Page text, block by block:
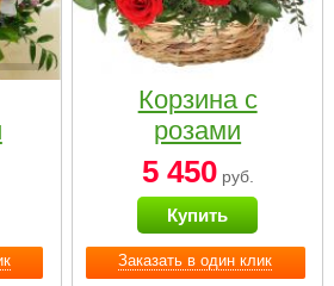
Заказать в один клик
Корзина с
розами
«Красный
Париж»
5 450руб.
Купить